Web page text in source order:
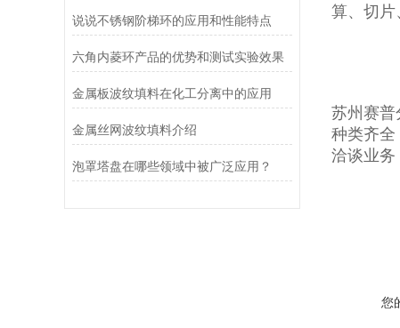
说说不锈钢阶梯环的应用和性能特点
六角内菱环产品的优势和测试实验效果
金属板波纹填料在化工分离中的应用
金属丝网波纹填料介绍
泡罩塔盘在哪些领域中被广泛应用？
算、切片
苏州赛普
种类齐全
洽谈业务
您